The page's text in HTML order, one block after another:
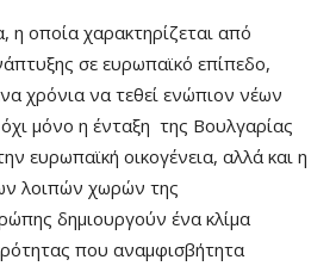
η οποία χαρακτηρίζεται από
σε ευρωπαϊκό επίπεδο,
χρόνια να τεθεί ενώπιον νέων
μόνο η ένταξη της Βουλγαρίας
ευρωπαϊκή οικογένεια, αλλά και η
λοιπών χωρών της
δημιουργούν ένα κλίμα
που αναμφισβήτητα